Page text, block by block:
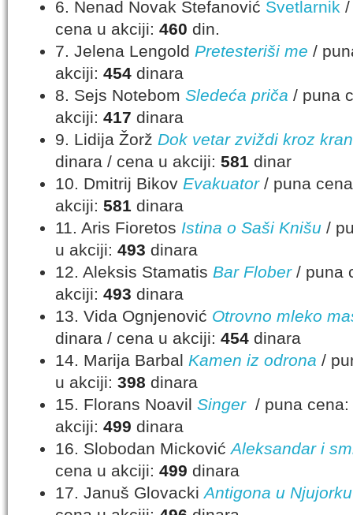
6. Nenad Novak Stefanović Svetlarnik /
cena u akciji: 460 din.
7. Jelena Lengold Pretesteriši me /
akciji: 454 dinara
8. Sejs Notebom Sledeća priča / puna
akciji: 417 dinara
9. Lidija Žorž Dok vetar zviždi kroz
dinara / cena u akciji: 581 dinar
10. Dmitrij Bikov Evakuator/ puna
akciji: 581 dinara
11. Aris Fioretos Istina o Saši Knišu /
u akciji: 493 dinara
12. Aleksis Stamatis Bar Flober/ puna
akciji: 493 dinara
13. Vida Ognjenović Otrovno mleko
dinara / cena u akciji: 454 dinara
14. Marija Barbal Kamen iz odrona /
u akciji: 398 dinara
15. Florans Noavil Singer / puna
akciji: 499 dinara
16. Slobodan MickovićAleksandar i
cena u akciji: 499 dinara
17. Januš GlovackiAntigona u Njujorku